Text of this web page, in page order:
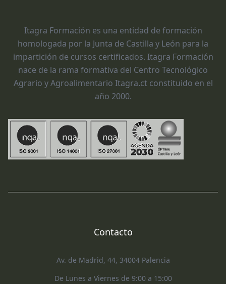
Itagra Formación es una entidad de formación
homologada por la Junta de Castilla y León para la
impartición de cursos certificados. Itagra Formación
nace de la rama formativa del Centro Tecnológico
Agrario y Agroalimentario Itagra.ct constituido en el
año 2000.
Contacto
Av. de Madrid, 44, 34004 Palencia
De Lunes a Viernes de 9:00 a 15:00